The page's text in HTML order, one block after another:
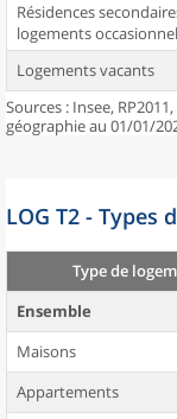
Résidences
logements
Logements vacants
Sources : Insee,
géographie au 01/01/
LOG T2 - Types
Type de
Ensemble
Maisons
Appartements